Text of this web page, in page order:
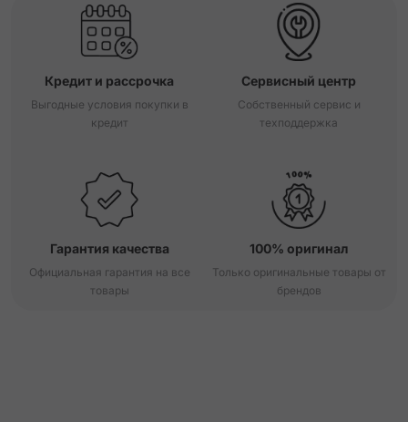
Кредит и рассрочка
Выгодные условия покупки в
кредит
Сервисный центр
Собственный сервис и
техподдержка
Гарантия качества
Официальная гарантия на все
товары
100% оригинал
Только оригинальные товары от
брендов